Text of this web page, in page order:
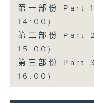
第一部份 Part
14:00)
第二部份 Part
15:00)
第三部份 Part
16:00)